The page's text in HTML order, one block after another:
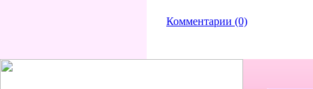
Комментарии (0)